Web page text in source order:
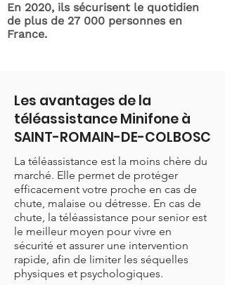
En 2020, ils sécurisent le quotidien
de plus de 27 000 personnes en
France.
Les avantages de la
téléassistance Minifone à
SAINT-ROMAIN-DE-COLBOSC
La téléassistance est la moins chère du
marché. Elle permet de protéger
efficacement votre proche en cas de
chute, malaise ou détresse. En cas de
chute, la téléassistance pour senior est
le meilleur moyen pour vivre en
sécurité et assurer une intervention
rapide, afin de limiter les séquelles
physiques et psychologiques.